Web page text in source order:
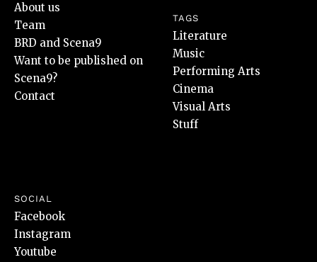
About us
Team
BRD and Scena9
Want to be published on
Scena9?
Contact
TAGS
Literature
Music
Performing Arts
Cinema
Visual Arts
Stuff
SOCIAL
Facebook
Instagram
Youtube